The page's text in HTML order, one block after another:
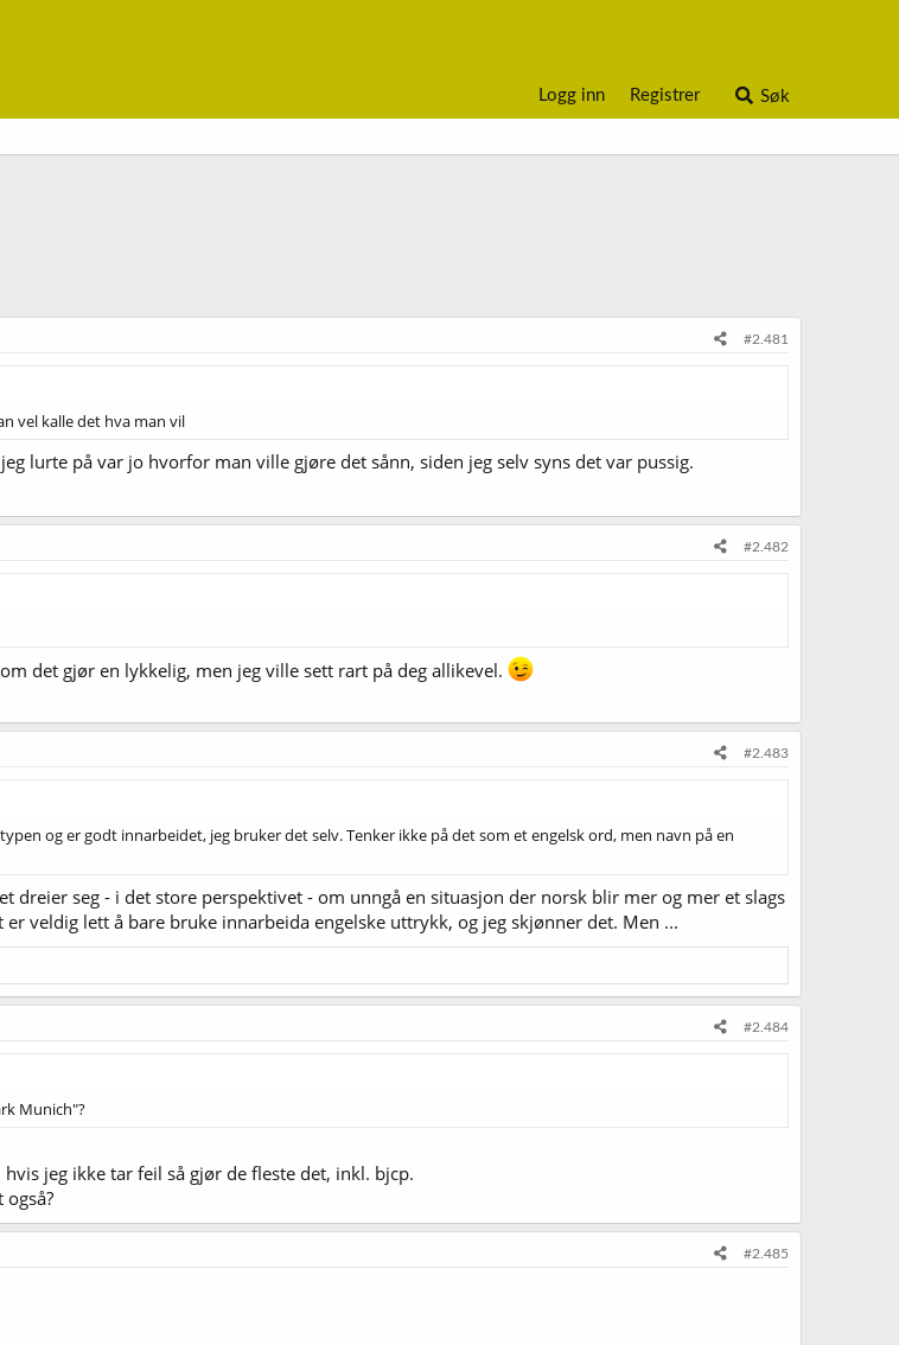
Logg inn Registrer Søk
#2.481
vel kalle det hva man vil
lurte på var jo hvorfor man ville gjøre det sånn, siden jeg selv syns det var pussig.
#2.482
det gjør en lykkelig, men jeg ville sett rart på deg allikevel.
#2.483
og er godt innarbeidet, jeg bruker det selv. Tenker ikke på det som et engelsk ord, men navn på en
dreier seg - i det store perspektivet - om unngå en situasjon der norsk blir mer og mer et slags
veldig lett å bare bruke innarbeida engelske uttrykk, og jeg skjønner det. Men ...
#2.484
Munich"?
jeg ikke tar feil så gjør de fleste det, inkl. bjcp.
#2.485